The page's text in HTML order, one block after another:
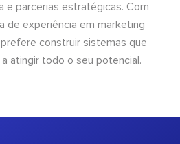
e parcerias estratégicas. Com
de experiência em marketing
construir sistemas que
atingir todo o seu potencial.